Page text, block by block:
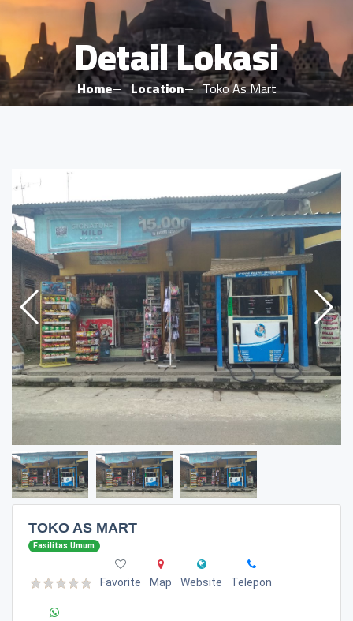
Detail Lokasi
Home Location Toko As Mart
TOKO AS MART
Fasilitas Umum
Favorite Map Website Telepon